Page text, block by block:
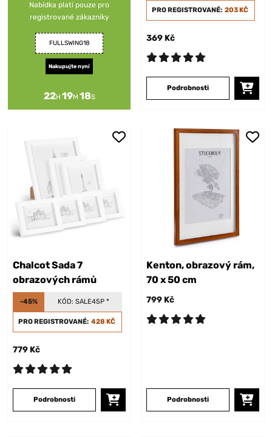
Nabídka platí pouze pro
registrované zákazníky
FULLSWING18
Nakupujte nyní
22H 19M 18S
PRO REGISTROVANÉ: 203 KČ
369 Kč
Podrobnosti
Chalcot Sada 7
obrazových rámů
-45% KÓD: SALE45P*
PRO REGISTROVANÉ: 428 KČ
779 Kč
Podrobnosti
Kenton, obrazový rám,
70 x 50 cm
799 Kč
Podrobnosti